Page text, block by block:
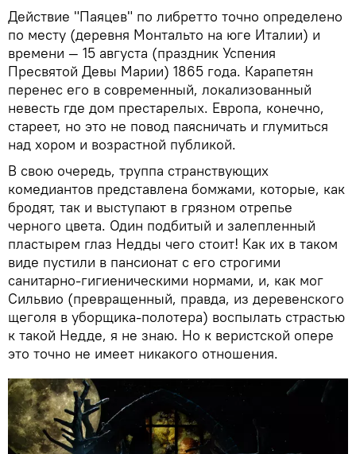
Действие "Паяцев" по либретто точно определено
по месту (деревня Монтальто на юге Италии) и
времени — 15 августа (праздник Успения
Пресвятой Девы Марии) 1865 года. Карапетян
перенес его в современный, локализованный
невесть где дом престарелых. Европа, конечно,
стареет, но это не повод паясничать и глумиться
над хором и возрастной публикой.
В свою очередь, труппа странствующих
комедиантов представлена бомжами, которые, как
бродят, так и выступают в грязном отрепье
черного цвета. Один подбитый и залепленный
пластырем глаз Недды чего стоит! Как их в таком
виде пустили в пансионат с его строгими
санитарно-гигиеническими нормами, и, как мог
Сильвио (превращенный, правда, из деревенского
щеголя в уборщика-полотера) воспылать страстью
к такой Недде, я не знаю. Но к веристской опере
это точно не имеет никакого отношения.